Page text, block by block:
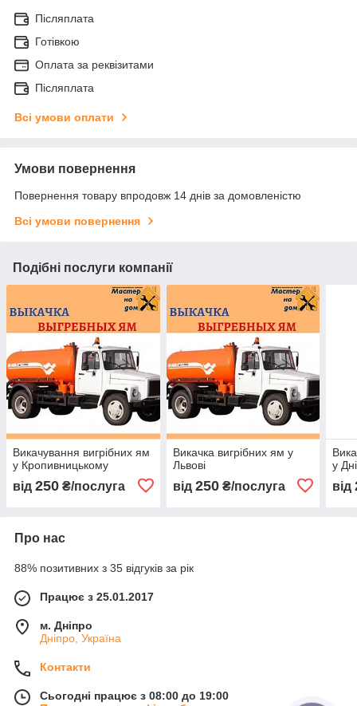
Післяплата
Готівкою
Оплата за реквізитами
Післяплата
Всі умови оплати
Умови повернення
Повернення товару впродовж 14 днів за домовленістю
Всі умови повернення
Подібні послуги компанії
Викачування вигрібних ям
у Кропивницькому
від 250 ₴/послуга
Викачка вигрібних ям у
Львові
від 250₴/послуга
у
від
Про нас
88% позитивних з 35 відгуків за рік
Працює з 25.01.2017
м. Дніпро
Дніпро, Україна
Контакти
Сьогодні працює з 08:00 до 19:00